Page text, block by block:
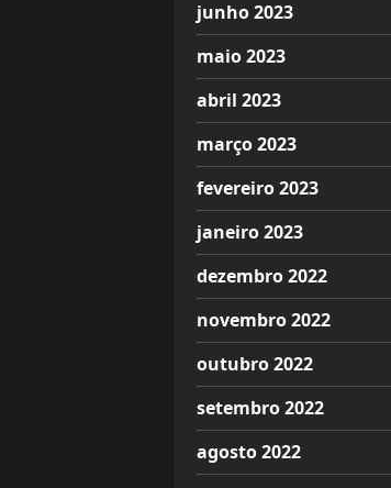
junho 2023
maio 2023
abril 2023
março 2023
fevereiro 2023
janeiro 2023
dezembro 2022
novembro 2022
outubro 2022
setembro 2022
agosto 2022